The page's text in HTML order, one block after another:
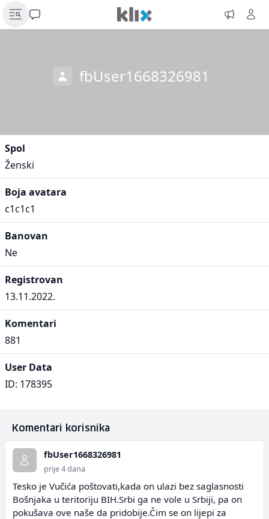
fbUser1668326981
Spol
Ženski
Boja avatara
c1c1c1
Banovan
Ne
Registrovan
13.11.2022.
Komentari
881
User Data
ID: 178395
Komentari korisnika
fbUser1668326981
prije 4 dana
Tesko je Vučića poštovati,kada on ulazi bez saglasnosti
Bošnjaka u teritoriju BIH.Srbi ga ne vole u Srbiji, pa on
pokušava ove naše da pridobije.Čim se on lijepi za